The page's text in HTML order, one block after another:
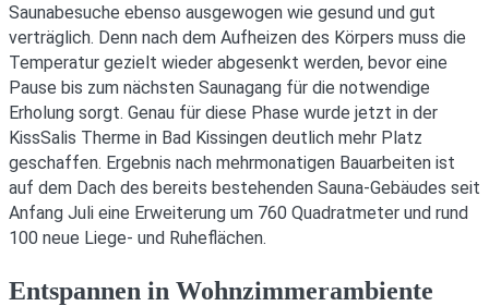
Saunabesuche ebenso ausgewogen wie gesund und gut
verträglich. Denn nach dem Aufheizen des Körpers muss die
Temperatur gezielt wieder abgesenkt werden, bevor eine
Pause bis zum nächsten Saunagang für die notwendige
Erholung sorgt. Genau für diese Phase wurde jetzt in der
KissSalis Therme in Bad Kissingen deutlich mehr Platz
geschaffen. Ergebnis nach mehrmonatigen Bauarbeiten ist
auf dem Dach des bereits bestehenden Sauna-Gebäudes seit
Anfang Juli eine Erweiterung um 760 Quadratmeter und rund
100 neue Liege- und Ruheflächen.
Entspannen in Wohnzimmerambiente